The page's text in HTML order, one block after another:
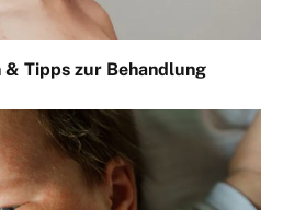
Tipps zur Behandlung